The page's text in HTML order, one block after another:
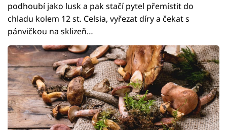
podhoubí jako lusk a pak stačí pytel přemístit do
chladu kolem 12 st. Celsia, vyřezat díry a čekat s
pánvičkou na sklizeň…